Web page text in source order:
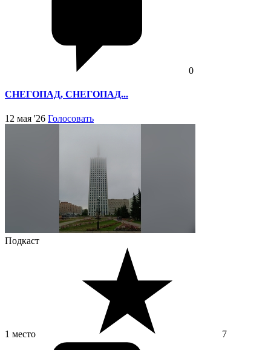
0
СНЕГОПАД, СНЕГОПАД...
12 мая '26 Голосовать
Подкаст
1 место 7